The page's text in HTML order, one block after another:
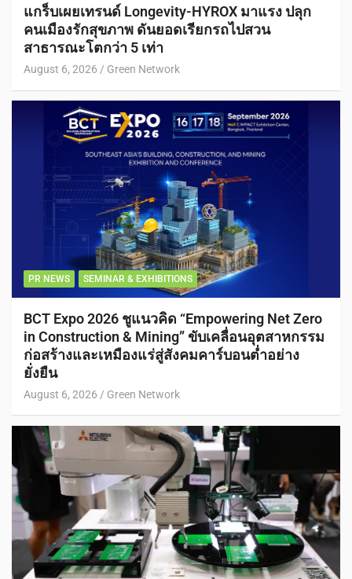
แกร็บเผยเทรนด์ Longevity-HYROX มาแรง ปลุก
คนเมืองรักสุขภาพ ดันยอดเรียกรถไปสวน
สาธารณะโตกว่า 5 เท่า
August 6, 2026 Green Network
PR NEWS SEMINAR & EXHIBITIONS
BCT Expo 2026 ชูแนวคิด “Empowering Net Zero
in Construction & Mining” ขับเคลื่อนอุตสาหกรรม
ก่อสร้างและเหมืองแร่สู่สังคมคาร์บอนต่ำอย่าง
ยั่งยืน
August 6, 2026 Green Network